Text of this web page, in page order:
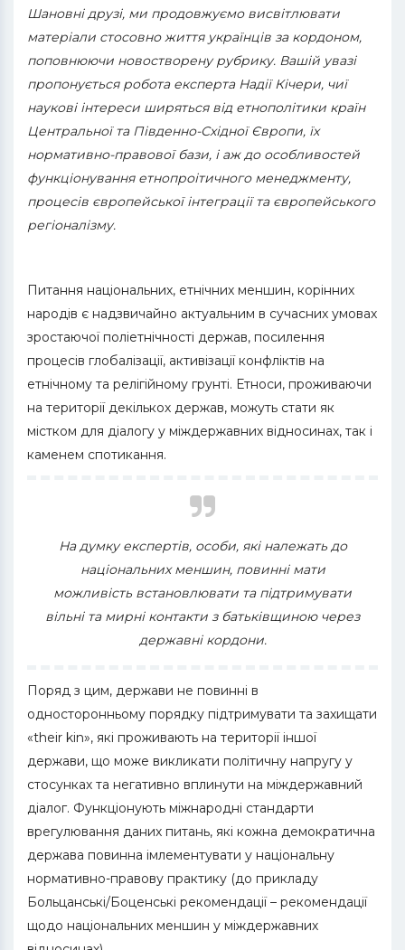
Шановні друзі, ми продовжуємо висвітлювати
матеріали стосовно життя українців за кордоном,
поповнюючи новостворену рубрику. Вашій увазі
пропонується робота експерта Надії Кічери, чиї
наукові інтереси ширяться від етнополітики країн
Центральної та Південно-Східної Європи, їх
нормативно-правової бази, і аж до особливостей
функціонування етнопроітичного менеджменту,
процесів європейської інтеграції та європейського
регіоналізму.
Питання національних, етнічних меншин, корінних
народів є надзвичайно актуальним в сучасних умовах
зростаючої поліетнічності держав, посилення
процесів глобалізації, активізації конфліктів на
етнічному та релігійному грунті. Етноси, проживаючи
на території декількох держав, можуть стати як
містком для діалогу у міждержавних відносинах, так і
каменем спотикання.
На думку експертів, особи, які належать до
національних меншин, повинні мати
можливість встановлювати та підтримувати
вільні та мирні контакти з батьківщиною через
державні кордони.
Поряд з цим, держави не повинні в
односторонньому порядку підтримувати та захищати
«their kin», які проживають на території іншої
держави, що може викликати політичну напругу у
стосунках та негативно вплинути на міждержавний
діалог. Функціонують міжнародні стандарти
врегулювання даних питань, які кожна демократична
держава повинна імлементувати у національну
нормативно-правову практику (до прикладу
Больцанські/Боценські рекомендації – рекомендації
щодо національних меншин у міждержавних